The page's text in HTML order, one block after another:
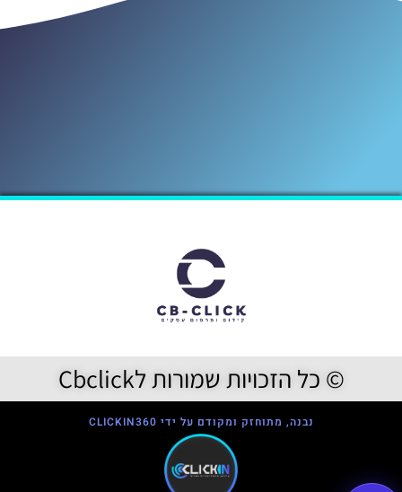
© כל הזכויות שמורות לCbclick
נבנה, מתוחזק ומקודם על ידי CLICKIN360